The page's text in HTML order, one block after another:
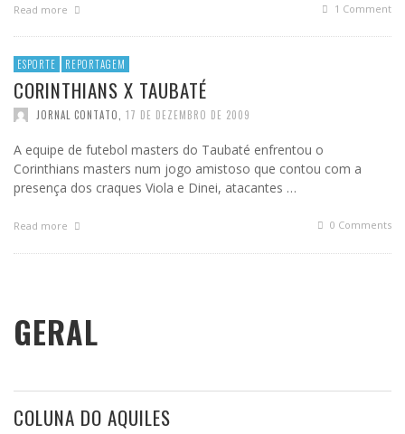
Read more 1 Comment
ESPORTE REPORTAGEM
CORINTHIANS X TAUBATÉ
JORNAL CONTATO 17 DE DEZEMBRO DE 2009
A equipe de futebol masters do Taubaté enfrentou o
Corinthians masters num jogo amistoso que contou com a
presença dos craques Viola e Dinei, atacantes …
Read more 0 Comments
GERAL
COLUNA DO AQUILES